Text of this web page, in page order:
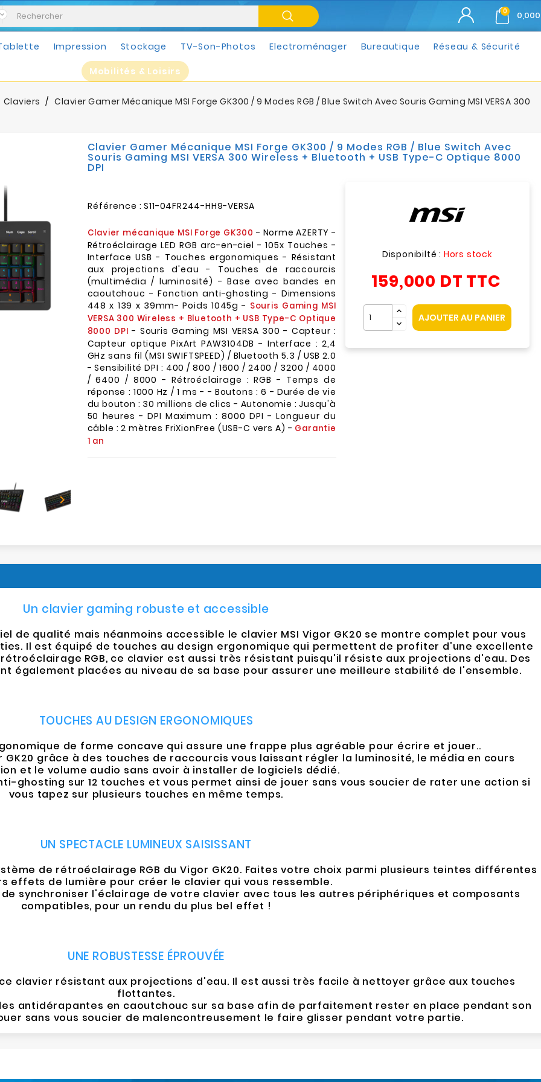
0
Impression Stockage TV-Son-Photos Electroménager Bureautique Réseau & Sécurité
Mobilités & Loisirs
Claviers Clavier Gamer Mécanique MSI Forge GK300 / 9 Modes RGB / Blue Switch Avec Souris Gaming MSI VERSA 300

Clavier Gamer Mécanique MSI Forge GK300 / 9 Modes RGB / Blue Switch Avec
Souris Gaming MSI VERSA 300 Wireless + Bluetooth + USB Type-C Optique 8000
DPI
Référence : S11-04FR244-HH9-VERSA
Clavier mécanique MSI Forge GK300 - Norme AZERTY -
Rétroéclairage LED RGB arc-en-ciel - 105x Touches -
Interface USB - Touches ergonomiques - Résistant
aux projections d'eau - Touches de raccourcis
(multimédia / luminosité) - Base avec bandes en
caoutchouc - Fonction anti-ghosting - Dimensions
448 x 139 x 39mm- Poids 1045g - Souris Gaming MSI
VERSA 300 Wireless + Bluetooth + USB Type-C Optique
8000 DPI - Souris Gaming MSI VERSA 300 - Capteur :
Capteur optique PixArt PAW3104DB - Interface : 2,4
GHz sans fil (MSI SWIFTSPEED) / Bluetooth 5.3 / USB 2.0
- Sensibilité DPI : 400 / 800 / 1600 / 2400 / 3200 / 4000
/ 6400 / 8000 - Rétroéclairage : RGB - Temps de
réponse : 1000 Hz / 1 ms - - Boutons : 6 - Durée de vie
du bouton : 30 millions de clics - Autonomie : Jusqu'à
50 heures - DPI Maximum : 8000 DPI - Longueur du
câble : 2 mètres FriXionFree (USB-C vers A) - Garantie
1 an
Disponibilté : Hors stock
159,000 DT TTC
AJOUTER AU PANIER
Un clavier gaming robuste et accessible
de qualité mais néanmoins accessible le clavier MSI Vigor GK20 se montre complet pour vous
Il est équipé de touches au design ergonomique qui permettent de profiter d'une excellente
RGB, ce clavier est aussi très résistant puisqu'il résiste aux projections d'eau. Des
également placées au niveau de sa base pour assurer une meilleure stabilité de l'ensemble.
TOUCHES AU DESIGN ERGONOMIQUES
de forme concave qui assure une frappe plus agréable pour écrire et jouer..
grâce à des touches de raccourcis vous laissant régler la luminosité, le média en cours
et le volume audio sans avoir à installer de logiciels dédié.
ghosting sur 12 touches et vous permet ainsi de jouer sans vous soucier de rater une action si
vous tapez sur plusieurs touches en même temps.
UN SPECTACLE LUMINEUX SAISISSANT
de rétroéclairage RGB du Vigor GK20. Faites votre choix parmi plusieurs teintes différentes
effets de lumière pour créer le clavier qui vous ressemble.
synchroniser l'éclairage de votre clavier avec tous les autres périphériques et composants
compatibles, pour un rendu du plus bel effet !
UNE ROBUSTESSE ÉPROUVÉE
clavier résistant aux projections d'eau. Il est aussi très facile à nettoyer grâce aux touches
flottantes.
antidérapantes en caoutchouc sur sa base afin de parfaitement rester en place pendant son
sans vous soucier de malencontreusement le faire glisser pendant votre partie.